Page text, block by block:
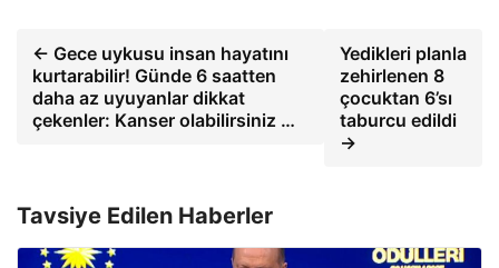
← Gece uykusu insan hayatını
kurtarabilir! Günde 6 saatten
daha az uyuyanlar dikkat
çekenler: Kanser olabilirsiniz …
Yedikleri planla
zehirlenen 8
çocuktan 6’sı
taburcu edildi
→
Tavsiye Edilen Haberler